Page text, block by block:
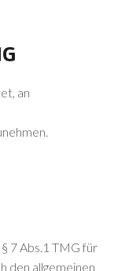
an
7 Abs.1 TMG für
den allgemeinen